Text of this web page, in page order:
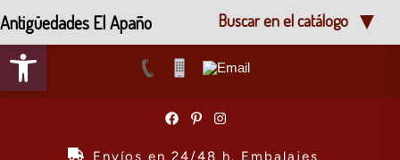
Abrir barra de herramientas
Envíos en 24/48 h. Embalajes
Antigüedades El Apaño Buscar en el catálogo